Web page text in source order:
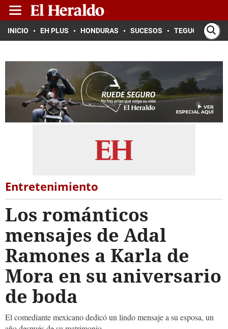
INICIO EH PLUS HONDURAS SUCESOS TEGUCIGALPA
Entretenimiento
Los románticos
mensajes de Adal
Ramones a Karla de
Mora en su aniversario
de boda
El comediante mexicano dedicó un lindo mensaje a su esposa, un